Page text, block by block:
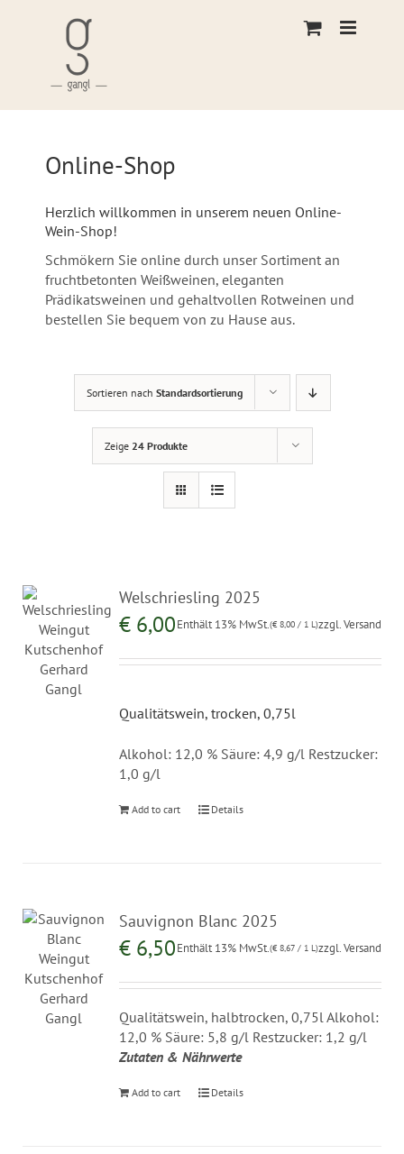
Online-Shop
Herzlich willkommen in unserem neuen Online-
Wein-Shop!
Schmökern Sie online durch unser Sortiment an
fruchtbetonten Weißweinen, eleganten
Prädikatsweinen und gehaltvollen Rotweinen und
bestellen Sie bequem von zu Hause aus.
Sortieren nach Standardsortierung
Zeige 24 Produkte
Welschriesling 2025
€ 6,00Enthält 13% MwSt.(€8,00/ 1 L)zzgl.Versand
Qualitätswein, trocken, 0,75l
Alkohol: 12,0 % Säure: 4,9 g/l Restzucker:
1,0 g/l
Add to cart Details
Sauvignon Blanc 2025
€ 6,50Enthält 13% MwSt.(€8,67/ 1 L)zzgl.Versand
Qualitätswein, halbtrocken, 0,75l Alkohol:
12,0 % Säure: 5,8 g/l Restzucker: 1,2 g/l
Zutaten & Nährwerte
Add to cart Details